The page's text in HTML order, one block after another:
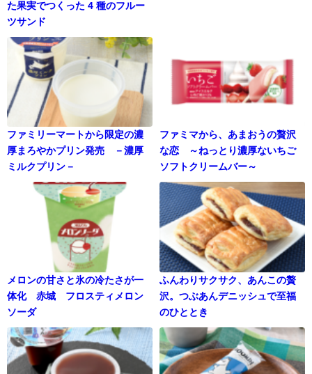
た果実でつくった 4 種のフルー
ツサンド
ファミリーマートから限定の濃
厚まろやかプリン発売 －濃厚
ミルクプリン－
ファミマから、あまおうの贅沢
な恋 ～ねっとり濃厚ないちご
ソフトクリームバー～
メロンの甘さと氷の冷たさが一
体化 赤城 フロスティメロン
ソーダ
ふんわりサクサク、あんこの贅
沢。つぶあんデニッシュで至福
のひととき